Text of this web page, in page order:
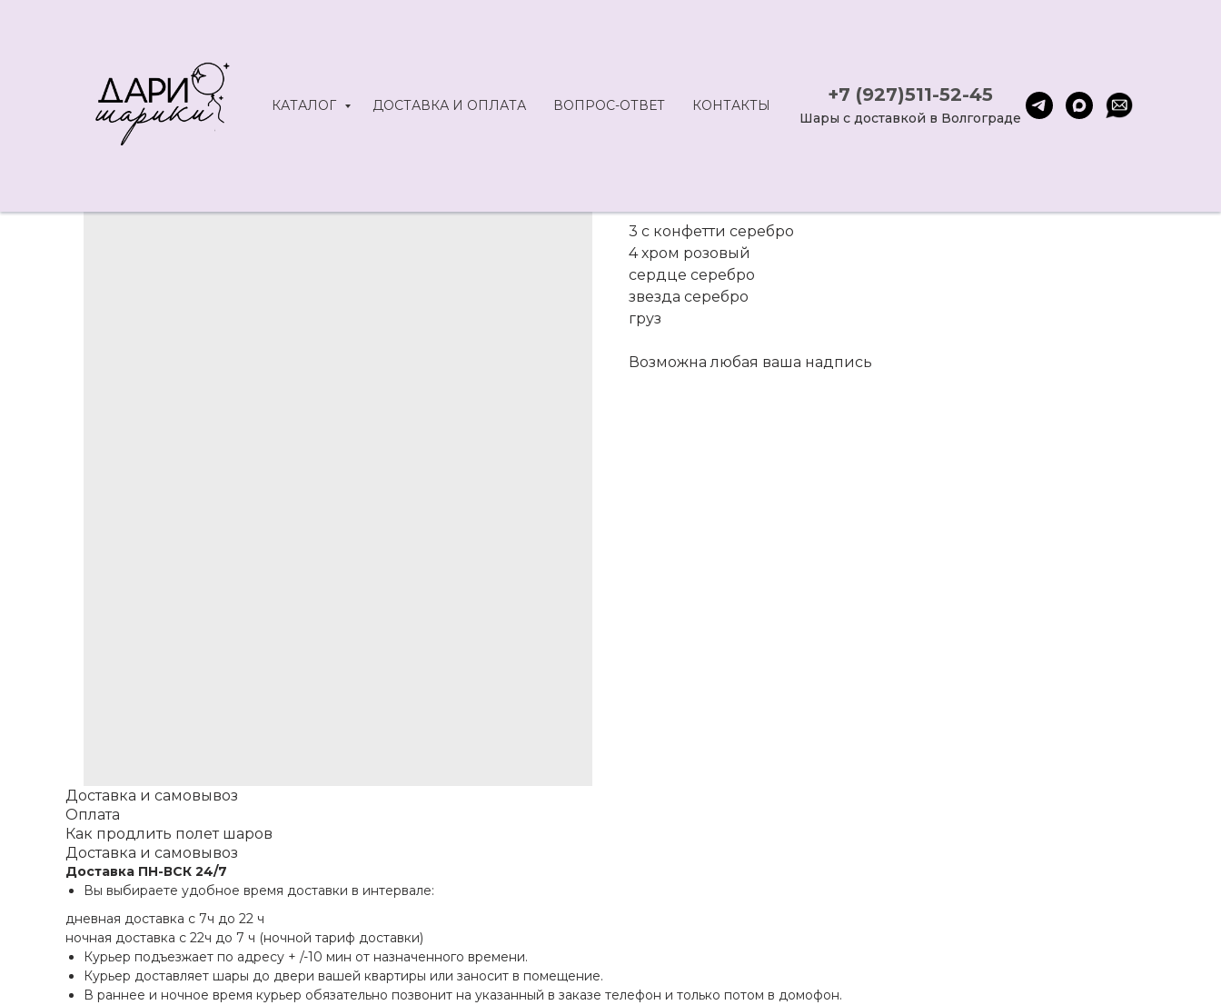
КАТАЛОГ ДОСТАВКА И ОПЛАТА ВОПРОС-ОТВЕТ КОНТАКТЫ +7 (927)511-52-45
Шары с доставкой в Волгограде
3 с конфетти серебро
4 хром розовый
сердце серебро
звезда серебро
груз
Возможна любая ваша надпись
Доставка и самовывоз
Оплата
Как продлить полет шаров
Доставка и самовывоз
Доставка ПН-ВСК 24/7
Вы выбираете удобное время доставки в интервале:
дневная доставка с 7ч до 22 ч
ночная доставка с 22ч до 7 ч (ночной тариф доставки)
Курьер подъезжает по адресу + /-10 мин от назначенного времени.
Курьер доставляет шары до двери вашей квартиры или заносит в помещение.
В раннее и ночное время курьер обязательно позвонит на указанный в заказе телефон и только потом в домофон.